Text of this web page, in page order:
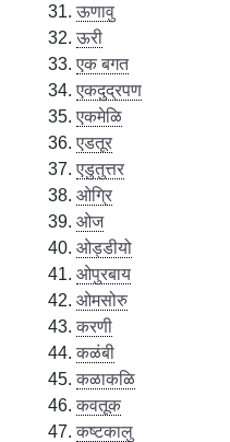
ऊणावु
ऊरी
एक बगत
एकदुद्रपण
एकमेळि
एडतूर
एडुतुत्तर
ओग्रि
ओज
ओड्डीयो
ओपुरबाय
ओमसोरु
करणी
कळंबी
कळाकळि
कवतूक
कष्टकालु